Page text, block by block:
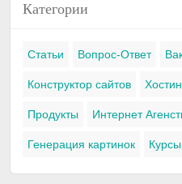
Категории
Статьи Вопрос-Ответ
Конструктор сайтов
Продукты Интернет
Генерация картинок Курсы